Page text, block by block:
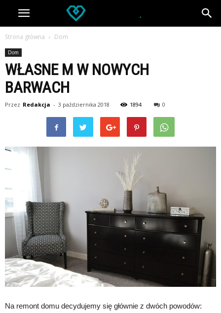
Strona główna Dom
Dom
WŁASNE M W NOWYCH
BARWACH
Przez Redakcja - 3 października 2018 1894 0
Na remont domu decydujemy się głównie z dwóch powodów: